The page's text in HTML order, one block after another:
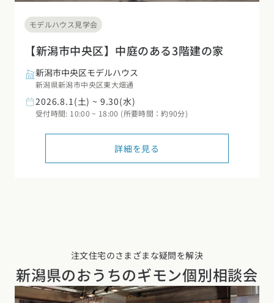
モデルハウス見学会
【新潟市中央区】中庭のある3階建の家
新潟市中央区モデルハウス
新潟県新潟市中央区東大畑通
2026.8.1(土) ~ 9.30(水)
受付時間: 10:00 ~ 18:00 (所要時間：約90分)
詳細を見る
注文住宅のさまざまな疑問を解決
新潟県のおうちのギモン個別相談会